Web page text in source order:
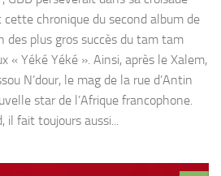
cette chronique du second album de
des plus gros succès du tam tam
« Yéké Yéké ». Ainsi, après le Xalem,
N’dour, le mag de la rue d’Antin
star de l’Afrique francophone.
il fait toujours aussi...